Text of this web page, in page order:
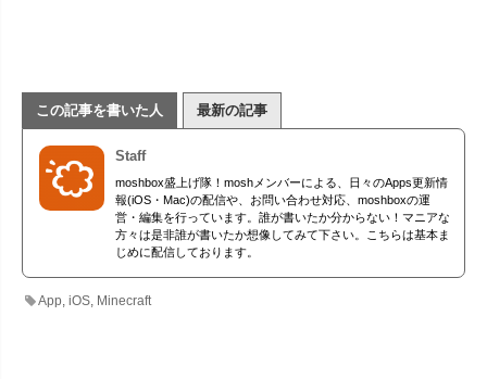
この記事を書いた人 最新の記事
Staff
moshbox盛上げ隊！moshメンバーによる、日々のApps更新情
報(iOS・Mac)の配信や、お問い合わせ対応、moshboxの運
営・編集を行っています。誰が書いたか分からない！マニアな
方々は是非誰が書いたか想像してみて下さい。こちらは基本ま
じめに配信しております。
App,iOS, Minecraft